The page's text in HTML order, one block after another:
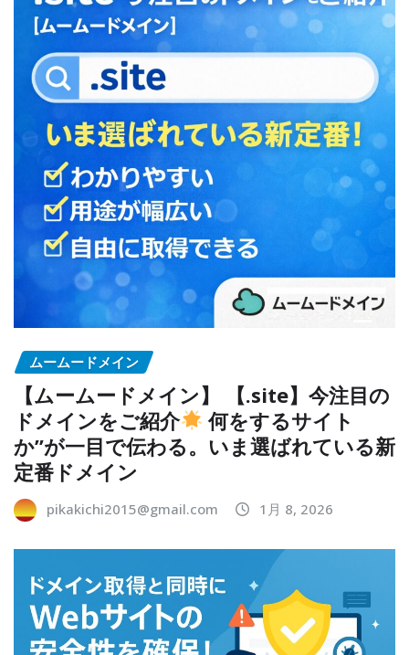
ムームードメイン
【ムームードメイン】 【.site】今注目の
ドメインをご紹介
何をするサイト
か”が一目で伝わる。いま選ばれている新
定番ドメイン
pikakichi2015@gmail.com 1月 8, 2026